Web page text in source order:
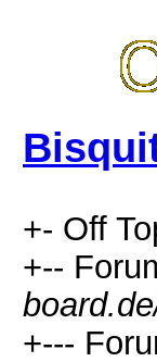
+- Off
+--
+---